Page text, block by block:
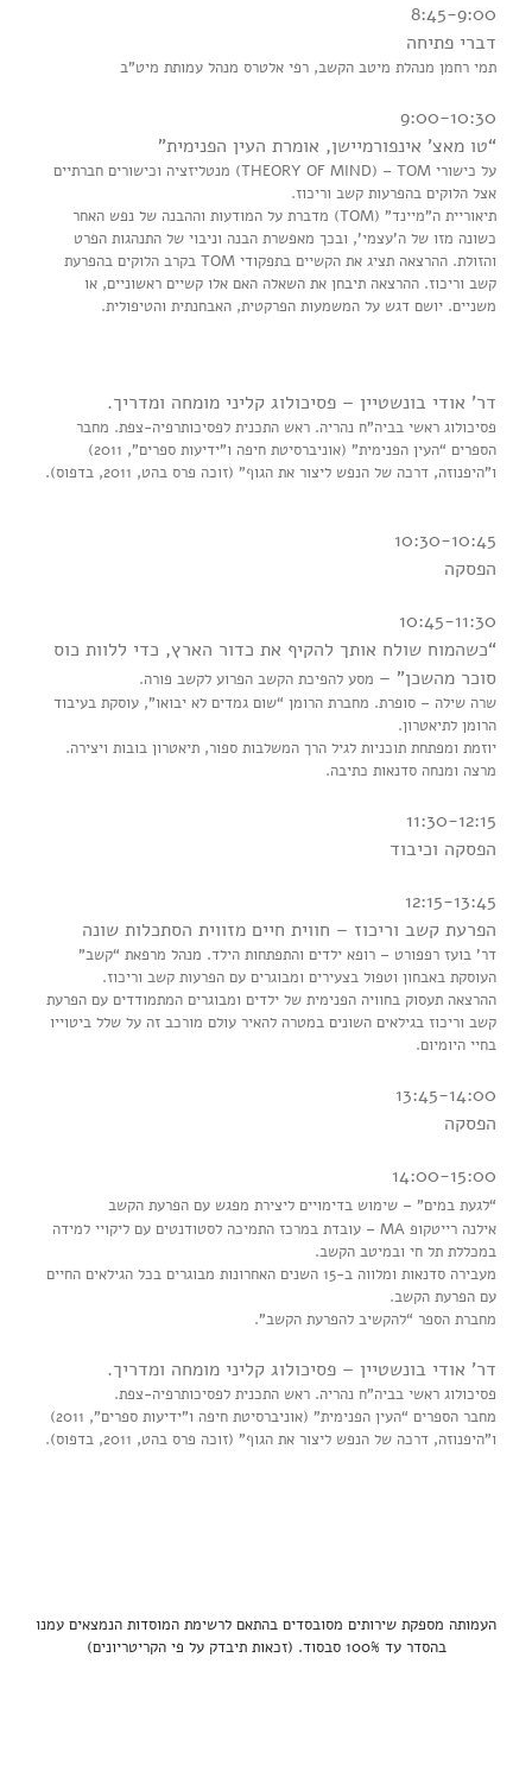
8:45-9:00
דברי פתיחה
תמי רחמן מנהלת מיטב הקשב, רפי אלטרס מנהל עמותת מיט”ב
9:00-10:30
“טו מאצ’ אינפורמיישן, אומרת העין הפנימית”
על כישורי THEORY OF MIND) – TOM) מנטליזציה וכישורים חברתיים
אצל הלוקים בהפרעות קשב וריכוז.
תיאוריית ה”מיינד” (TOM) מדברת על המודעות וההבנה של נפש האחר
כשונה מזו של ה’עצמי’, ובכך מאפשרת הבנה וניבוי של התנהגות הפרט
והזולת. ההרצאה תציג את הקשיים בתפקודי TOM בקרב הלוקים בהפרעת
קשב וריכוז. ההרצאה תיבחן את השאלה האם אלו קשיים ראשוניים, או
משניים. יושם דגש על המשמעות הפרקטית, האבחנתית והטיפולית.
דר’ אודי בונשטיין – פסיכולוג קליני מומחה ומדריך.
פסיכולוג ראשי בביה”ח נהריה. ראש התכנית לפסיכותרפיה-צפת. מחבר
הספרים “העין הפנימית” (אוניברסיטת חיפה ו”ידיעות ספרים”, 2011)
ו”היפנוזה, דרכה של הנפש ליצור את הגוף” (זוכה פרס בהט, 2011, בדפוס).
10:30-10:45
הפסקה
10:45-11:30
“כשהמוח שולח אותך להקיף את כדור הארץ, כדי ללוות כוס
סוכר מהשכן” – מסע להפיכת הקשב הפרוע לקשב פורה.
שרה שילה – סופרת. מחברת הרומן “שום גמדים לא יבואו”, עוסקת בעיבוד
הרומן לתיאטרון.
יוזמת ומפתחת תוכניות לגיל הרך המשלבות ספור, תיאטרון בובות ויצירה.
מרצה ומנחה סדנאות כתיבה.
11:30-12:15
הפסקה וכיבוד
12:15-13:45
הפרעת קשב וריכוז – חווית חיים מזווית הסתכלות שונה
דר’ בועז רפפורט – רופא ילדים והתפתחות הילד. מנהל מרפאת “קשב”
העוסקת באבחון וטפול בצעירים ומבוגרים עם הפרעות קשב וריכוז.
ההרצאה תעסוק בחוויה הפנימית של ילדים ומבוגרים המתמודדים עם הפרעת
קשב וריכוז בגילאים השונים במטרה להאיר עולם מורכב זה על שלל ביטוייו
בחיי היומיום.
13:45-14:00
הפסקה
14:00-15:00
“לגעת במים” – שימוש בדימויים ליצירת מפגש עם הפרעת הקשב
אילנה רייטקופ MA – עובדת במרכז התמיכה לסטודנטים עם ליקויי למידה
במכללת תל חי ובמיטב הקשב.
מעבירה סדנאות ומלווה ב-15 השנים האחרונות מבוגרים בכל הגילאים החיים
עם הפרעת הקשב.
מחברת הספר “להקשיב להפרעת הקשב”.
דר’ אודי בונשטיין – פסיכולוג קליני מומחה ומדריך.
פסיכולוג ראשי בביה”ח נהריה. ראש התכנית לפסיכותרפיה-צפת.
מחבר הספרים “העין הפנימית” (אוניברסיטת חיפה ו”ידיעות ספרים”, 2011)
ו”היפנוזה, דרכה של הנפש ליצור את הגוף” (זוכה פרס בהט, 2011, בדפוס).
העמותה מספקת שירותים מסובסדים בהתאם לרשימת המוסדות הנמצאים עמנו
בהסדר עד 100% סבסוד. (זכאות תיבדק על פי הקריטריונים)